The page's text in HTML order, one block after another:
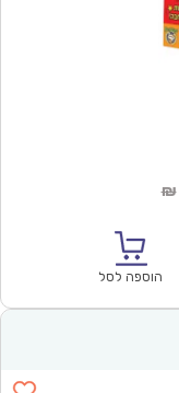
₪
הוספה לסל